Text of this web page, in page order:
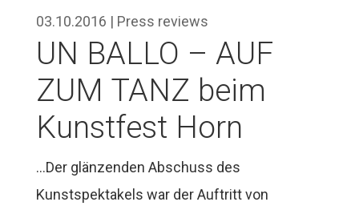
03.10.2016 | Press reviews
UN BALLO – AUF
ZUM TANZ beim
Kunstfest Horn
…Der glänzenden Abschuss des
Kunstspektakels war der Auftritt von